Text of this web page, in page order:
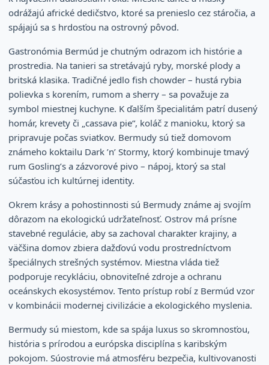
odrážajú africké dedičstvo, ktoré sa prenieslo cez stáročia, a
spájajú sa s hrdosťou na ostrovný pôvod.
Gastronómia Bermúd je chutným odrazom ich histórie a
prostredia. Na tanieri sa stretávajú ryby, morské plody a
britská klasika. Tradičné jedlo fish chowder – hustá rybia
polievka s korením, rumom a sherry – sa považuje za
symbol miestnej kuchyne. K ďalším špecialitám patrí dusený
homár, krevety či „cassava pie“, koláč z manioku, ktorý sa
pripravuje počas sviatkov. Bermudy sú tiež domovom
známeho koktailu Dark ’n’ Stormy, ktorý kombinuje tmavý
rum Gosling’s a zázvorové pivo – nápoj, ktorý sa stal
súčasťou ich kultúrnej identity.
Okrem krásy a pohostinnosti sú Bermudy známe aj svojím
dôrazom na ekologickú udržateľnosť. Ostrov má prísne
stavebné regulácie, aby sa zachoval charakter krajiny, a
väčšina domov zbiera dažďovú vodu prostredníctvom
špeciálnych strešných systémov. Miestna vláda tiež
podporuje recykláciu, obnoviteľné zdroje a ochranu
oceánskych ekosystémov. Tento prístup robí z Bermúd vzor
v kombinácii modernej civilizácie a ekologického myslenia.
Bermudy sú miestom, kde sa spája luxus so skromnosťou,
história s prírodou a európska disciplína s karibským
pokojom. Súostrovie má atmosféru bezpečia, kultivovanosti